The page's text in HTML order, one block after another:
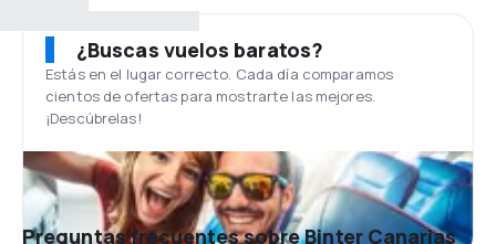
¿Buscas vuelos baratos?
Estás en el lugar correcto. Cada día comparamos
cientos de ofertas para mostrarte las mejores.
¡Descúbrelas!
Preguntas frecuentes sobre Binter Canarias